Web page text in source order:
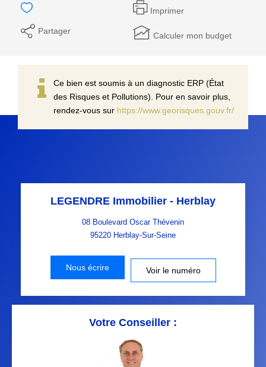
Imprimer
Partager Calculer mon budget
Ce bien est soumis à un diagnostic ERP (État
des Risques et Pollutions). Pour en savoir plus,
rendez-vous sur https://www.georisques.gouv.fr/
LEGENDRE Immobilier - Herblay
08 Boulevard Oscar Thévenin
95220 Herblay-Sur-Seine
Nous écrire Voir le numéro
Votre Conseiller :